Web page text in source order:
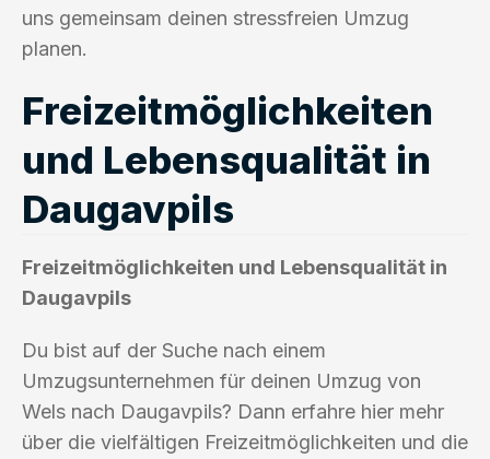
uns gemeinsam deinen stressfreien Umzug
planen.
Freizeitmöglichkeiten
und Lebensqualität in
Daugavpils
Freizeitmöglichkeiten und Lebensqualität in
Daugavpils
Du bist auf der Suche nach einem
Umzugsunternehmen für deinen Umzug von
Wels nach Daugavpils? Dann erfahre hier mehr
über die vielfältigen Freizeitmöglichkeiten und die